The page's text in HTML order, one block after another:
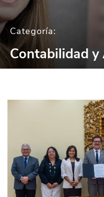
Categoría:
Contabilidad